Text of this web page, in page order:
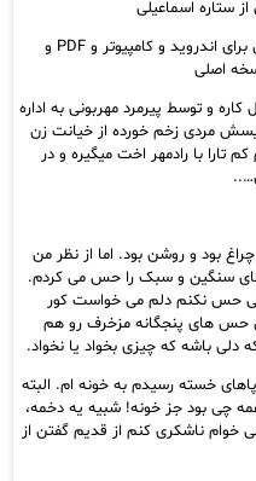
دانلود رمان مرد یخی pdf از ستاره اسماعیلی برای اندروید و کامپیوتر و PDF و
اصلی
و توسط پیرمرد مهربونی به اداره
مردی زخم خورده از خیانت زن
تارا با رادمهر اخت میگیره و در
بود و روشن بود. اما از نظر من
سنگین و سبک را حس می کردم.
حس نکنم دلم می خواست کور
حس های پنجگانه مزخرف رو هم
باشه که چیزی بخواد یا نخواد.
خسته رسیدم به خونه ام. البته
چی بود جز خونه! شبیه یه دخمه،
خوام ناشکری کنم از قدیم گفتن از